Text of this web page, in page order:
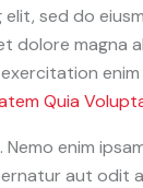
elit, sed do
dolore magna
enim
Quia
enim
aut odit